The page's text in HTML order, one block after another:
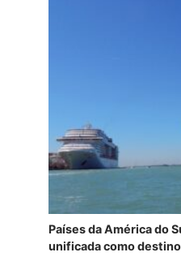
Países da América do
unificada como